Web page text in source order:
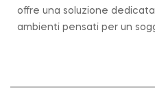
offre una soluzione
ambienti pensati per un